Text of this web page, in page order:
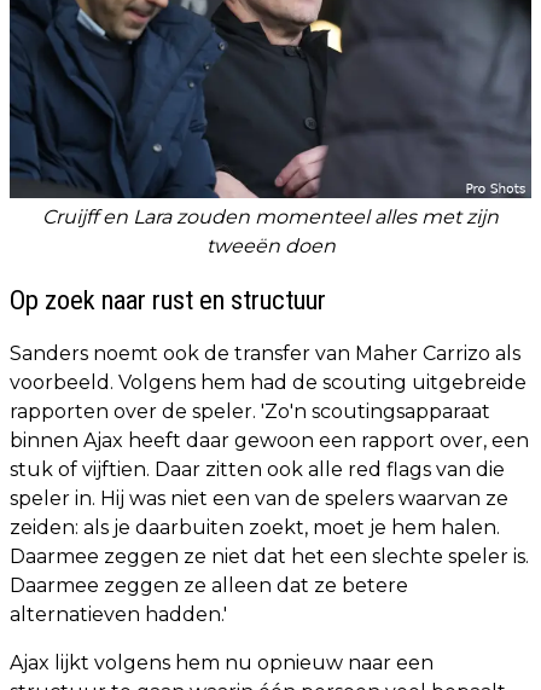
Cruijff en Lara zouden momenteel alles met zijn
tweeën doen
Op zoek naar rust en structuur
Sanders noemt ook de transfer van Maher Carrizo als
voorbeeld. Volgens hem had de scouting uitgebreide
rapporten over de speler. 'Zo'n scoutingsapparaat
binnen Ajax heeft daar gewoon een rapport over, een
stuk of vijftien. Daar zitten ook alle red flags van die
speler in. Hij was niet een van de spelers waarvan ze
zeiden: als je daarbuiten zoekt, moet je hem halen.
Daarmee zeggen ze niet dat het een slechte speler is.
Daarmee zeggen ze alleen dat ze betere
alternatieven hadden.'
Ajax lijkt volgens hem nu opnieuw naar een